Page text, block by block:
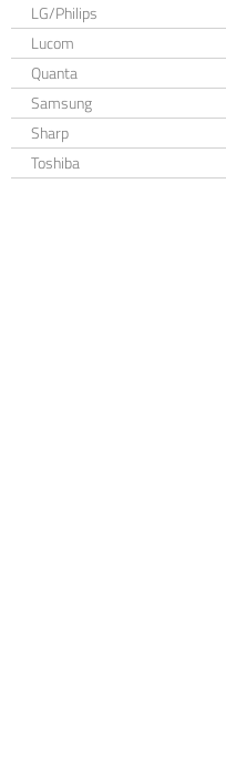
LG/Philips
Lucom
Quanta
Samsung
Sharp
Toshiba